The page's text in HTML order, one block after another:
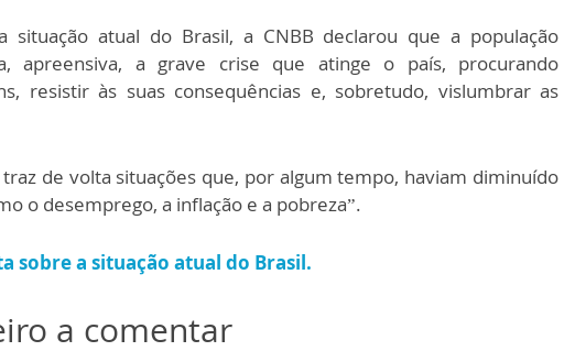
situação atual do Brasil, a CNBB declarou que a população
apreensiva, a grave crise que atinge o país, procurando
resistir às suas consequências e, sobretudo, vislumbrar as
de volta situações que, por algum tempo, haviam diminuído
o desemprego, a inflação e a pobreza”.
sobre a situação atual do Brasil.
a comentar